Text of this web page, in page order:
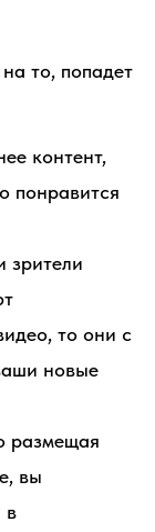
то, попадет
контент,
понравится
зрители
то они с
новые
размещая
вы
в